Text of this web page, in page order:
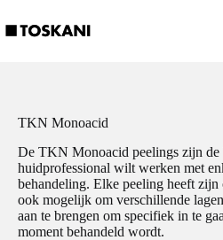
naar
de
TKN Monoacid
De TKN Monoacid peelings zijn de
huidprofessional wilt werken met
behandeling. Elke peeling heeft zijn
ook mogelijk om verschillende
aan te brengen om specifiek in te
moment behandeld wordt.